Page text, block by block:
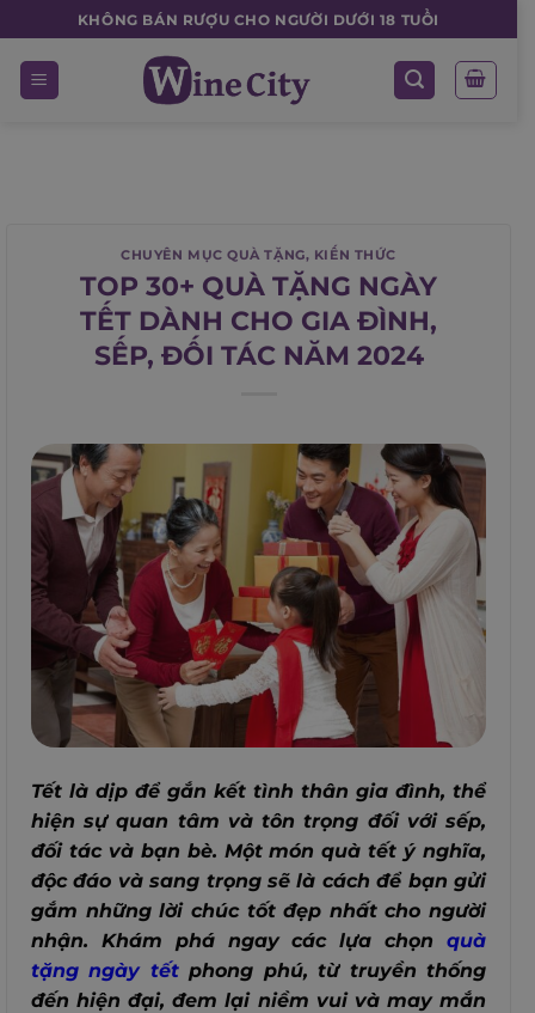
to
content
KHÔNG BÁN RƯỢU CHO NGƯỜI DƯỚI 18 TUỔI
CHUYÊN MỤC QUÀ TẶNG, KIẾN THỨC
TOP 30+ QUÀ TẶNG NGÀY
TẾT DÀNH CHO GIA ĐÌNH,
SẾP, ĐỐI TÁC NĂM 2024
Tết là dịp để gắn kết tình thân gia đình, thể
hiện sự quan tâm và tôn trọng đối với sếp,
đối tác và bạn bè. Một món quà tết ý nghĩa,
độc đáo và sang trọng sẽ là cách để bạn gửi
gắm những lời chúc tốt đẹp nhất cho người
nhận. Khám phá ngay các lựa chọn quà
tặng ngày tếtphong phú, từ truyền thống
đến hiện đại, đem lại niềm vui và may mắn